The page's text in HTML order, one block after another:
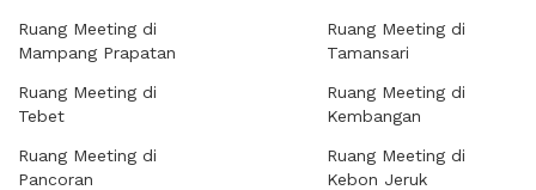
Ruang Meeting di
Mampang Prapatan
Ruang Meeting di
Tebet
Ruang Meeting di
Pancoran
Ruang Meeting di
Tamansari
Ruang Meeting di
Kembangan
Ruang Meeting di
Kebon Jeruk